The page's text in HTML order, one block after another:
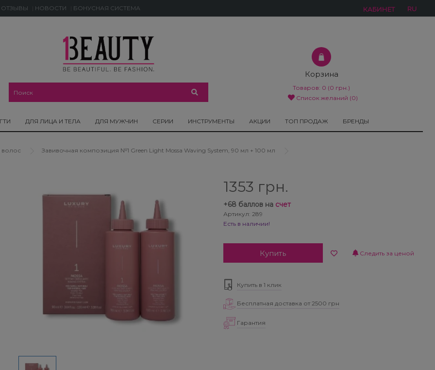
ОТЗЫВЫ НОВОСТИ БОНУСНАЯ СИСТЕМА КАБИНЕТ RU
Корзина
Товаров: 0 (0 грн.)
Список желаний (0)
ДЛЯ ЛИЦА И ТЕЛА ДЛЯ МУЖЧИН СЕРИИ ИНСТРУМЕНТЫ АКЦИИ ТОП ПРОДАЖ БРЕНДЫ
волос Завивочная композиция №1 Green Light Mossa Waving System, 90 мл + 100 мл
1353 грн.
+68баллов на счет
Артикул: 289
Есть в наличии!
Купить Следить за ценой
Купить в 1 клик
Бесплатная доставка от 2500 грн
Гарантия